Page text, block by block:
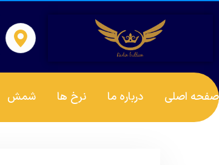
صفحه اصلی درباره ما نرخ ها شمش